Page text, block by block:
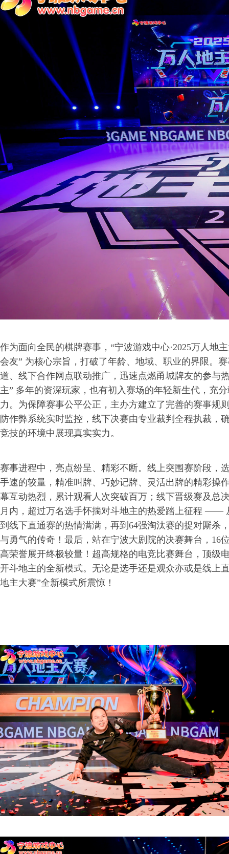
作为面向全民的棋牌赛事，“宁波游戏中心·2025万人地
会友” 为核心宗旨，打破了年龄、地域、职业的界限。
道、线下合作网点联动推广，迅速点燃甬城牌友的参与
主” 多年的资深玩家，也有初入赛场的年轻新生代，充
力。为保障赛事公平公正，主办方建立了完善的赛事规
防作弊系统实时监控，线下决赛由专业裁判全程执裁，
竞技的环境中展现真实实力。
赛事进程中，亮点纷呈、精彩不断。线上突围赛阶段，
手速的较量，精准叫牌、巧妙记牌、灵活出牌的精彩操
幕互动热烈，累计观看人次突破百万；线下晋级赛及总
月内，超过万名选手怀揣对斗地主的热爱踏上征程 ——
到线下直通赛的热情满满，再到64强淘汰赛的捉对厮杀
与勇气的传奇！最后，站在宁波大剧院的决赛舞台，16
高荣誉展开终极较量！超高规格的电竞比赛舞台，顶级
开斗地主的全新模式。无论是选手还是观众亦或是线上
地主大赛”全新模式所震惊！